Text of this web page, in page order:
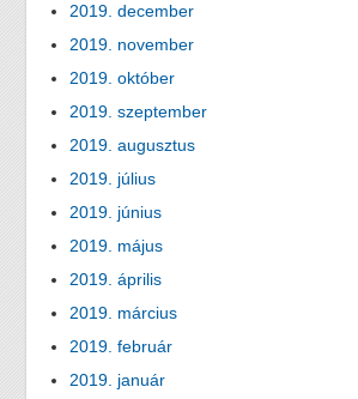
2019. december
2019. november
2019. október
2019. szeptember
2019. augusztus
2019. július
2019. június
2019. május
2019. április
2019. március
2019. február
2019. január